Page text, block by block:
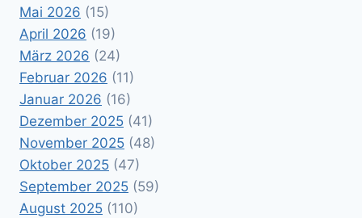
Mai 2026 (15)
April 2026 (19)
März 2026 (24)
Februar 2026 (11)
Januar 2026 (16)
Dezember 2025 (41)
November 2025 (48)
Oktober 2025 (47)
September 2025 (59)
August 2025 (110)